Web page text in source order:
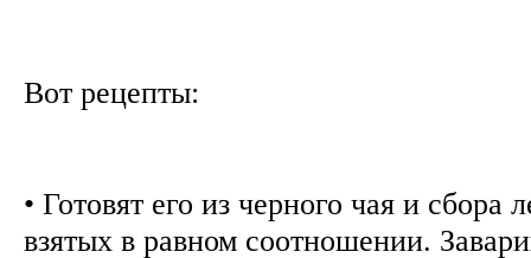
Вот рецепты:
• Готовят его из черного чая и сбора
взятых в равном соотношении.